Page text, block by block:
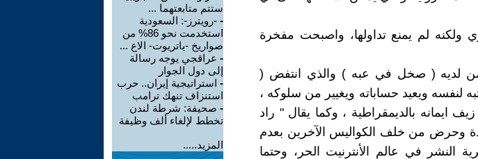
ولكنه لم يمنع تداولها، واصبحت مفخرة
لديه ( صخل في عبه ) والذي انتفض (
لنفسه ويعيد حساباته ويغيير من سلوكه ،
ايمانه بالديمقراطية ، وكما يقال " راد
وحرض من خلف الكواليس الآخرين بعدم
النشر في عالم الأنترنيت الحر، وحتما
ستتم متابعتهما ...
- -رويترز-: السعودية
استخدمت نحو 86% من
صواريخ -باتريوت- الاع ...
- عراقجي يوجه رسالة
إلى دول الجوار
- استراتيجية إيران.. حرب
استنزاف تنهك ترامب
- صحيفة: شرطة لندن
تخطط لإلغاء ألف وظيفة
المزيد.....